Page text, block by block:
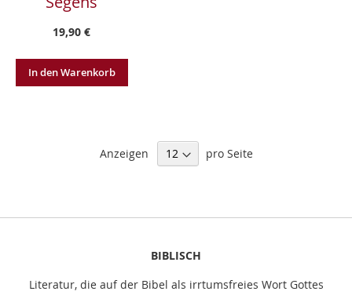
19,90 €
In den Warenkorb
Anzeigen pro Seite
BIBLISCH
Literatur, die auf der Bibel als irrtumsfreies Wort Gottes